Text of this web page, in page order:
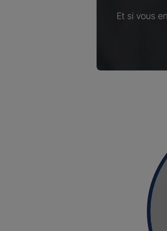
Et si vous